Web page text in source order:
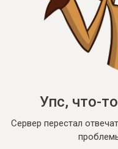
Упс, что-
Сервер перестал